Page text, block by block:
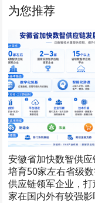
为您推荐
安徽省加快数智供
培育50家左右省级
供应链领军企业，
家在国内外有较强